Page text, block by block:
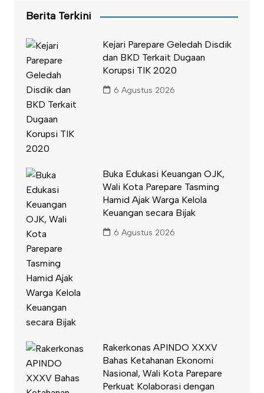
Berita Terkini
Kejari Parepare Geledah Disdik
dan BKD Terkait Dugaan
Korupsi TIK 2020
6 Agustus 2026
Buka Edukasi Keuangan OJK,
Wali Kota Parepare Tasming
Hamid Ajak Warga Kelola
Keuangan secara Bijak
6 Agustus 2026
Rakerkonas APINDO XXXV
Bahas Ketahanan Ekonomi
Nasional, Wali Kota Parepare
Perkuat Kolaborasi dengan